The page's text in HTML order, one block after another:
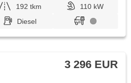
192 tkm
110 kW
Diesel
3 296 EUR